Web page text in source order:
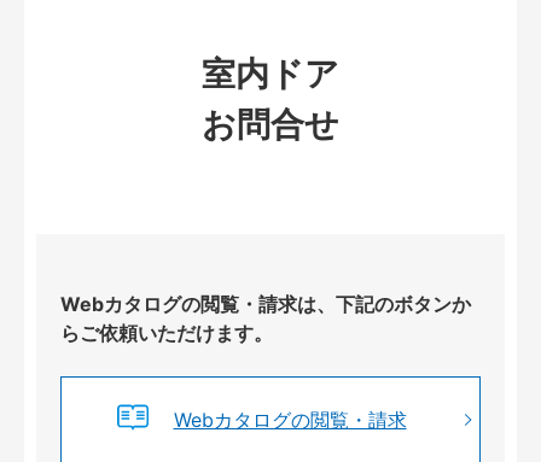
室内ドア
お問合せ
Webカタログの閲覧・請求は、下記のボタンか
らご依頼いただけます。
Webカタログの閲覧・請求